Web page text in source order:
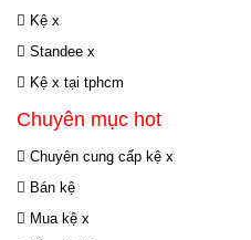
Kệ x
Standee x
Kệ x tại tphcm
Chuyên mục hot
Chuyên cung cấp kệ x
Bán kệ
Mua kệ x